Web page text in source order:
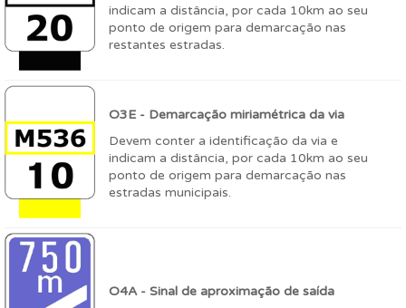
indicam a distância, por cada 10km ao seu
ponto de origem para demarcação nas
restantes estradas.
O3E - Demarcação miriamétrica da via
Devem conter a identificação da via e
indicam a distância, por cada 10km ao seu
ponto de origem para demarcação nas
estradas municipais.
O4A - Sinal de aproximação de saída